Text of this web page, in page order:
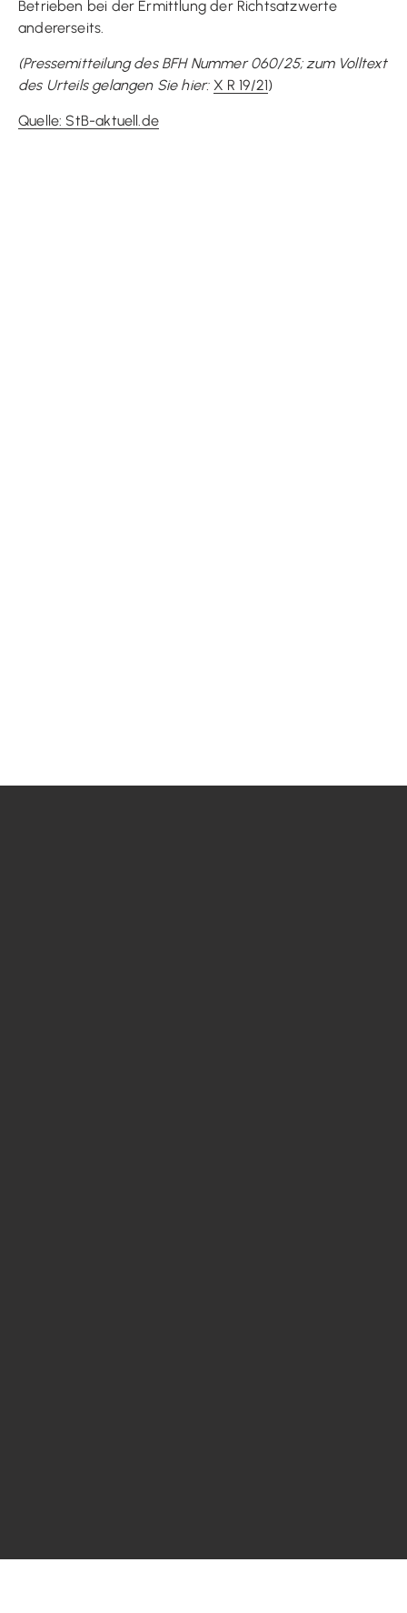
Betrieben bei der Ermittlung der Richtsatzwerte
andererseits.
(Pressemitteilung des BFH Nummer 060/25; zum Volltext
des Urteils gelangen Sie hier: X R 19/21)
Quelle: StB-aktuell.de